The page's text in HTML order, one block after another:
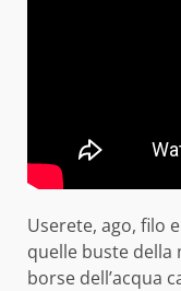
Userete, ago, filo
quelle buste
borse dell’acqua